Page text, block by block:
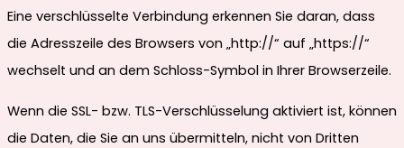
Eine verschlüsselte Verbindung erkennen Sie daran, dass
die Adresszeile des Browsers von „http://“ auf „https://“
wechselt und an dem Schloss-Symbol in Ihrer Browserzeile.
Wenn die SSL- bzw. TLS-Verschlüsselung aktiviert ist, können
die Daten, die Sie an uns übermitteln, nicht von Dritten